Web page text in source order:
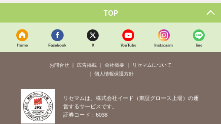
TOP
Home Facebook X YouTube Instagram line
お問合せ 広告掲載 会社概要
リセマムについて
個人情報保護方針
リセマムは、株式会社イード（東証グロース上場）の運
営するサービスです。
証券コード：6038